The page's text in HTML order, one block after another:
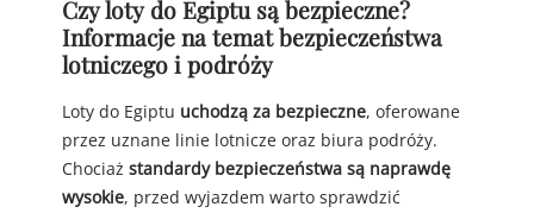
Czy loty do Egiptu są bezpieczne?
Informacje na temat bezpieczeństwa
lotniczego i podróży
Loty do Egiptu uchodzą za bezpieczne, oferowane
przez uznane linie lotnicze oraz biura podróży.
Chociaż standardy bezpieczeństwa są naprawdę
wysokie, przed wyjazdem warto sprawdzić